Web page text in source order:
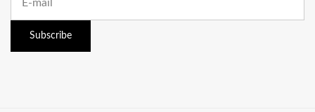
a
Subscribe